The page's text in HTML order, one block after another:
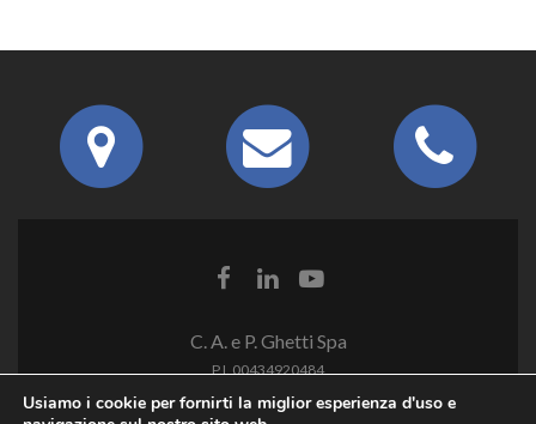
C. A. e P. Ghetti Spa
P.I. 00434920484
Usiamo i cookie per fornirti la miglior esperienza d'uso e